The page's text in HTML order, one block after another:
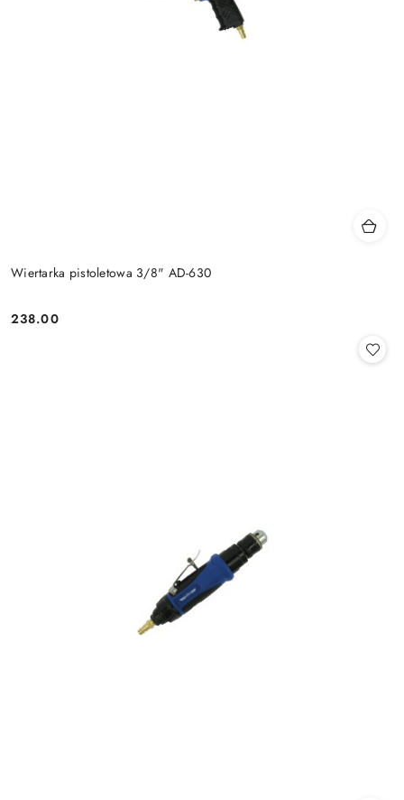
Wiertarka pistoletowa 3/8" AD-630
Cena:
238.00